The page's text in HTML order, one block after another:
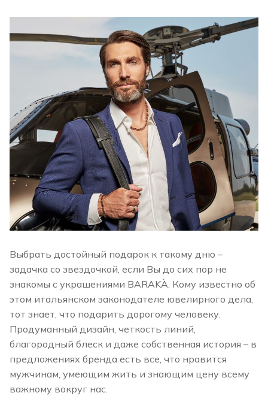
Выбрать достойный подарок к такому дню –
задачка со звездочкой, если Вы до сих пор не
знакомы с украшениями BARAKÀ. Кому известно об
этом итальянском законодателе ювелирного дела,
тот знает, что подарить дорогому человеку.
Продуманный дизайн, четкость линий,
благородный блеск и даже собственная история – в
предложениях бренда есть все, что нравится
мужчинам, умеющим жить и знающим цену всему
важному вокруг нас.